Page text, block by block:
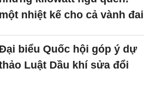
một nhiệt kế cho cả vành đai
biểu Quốc hội góp ý dự
Luật Dầu khí sửa đổi